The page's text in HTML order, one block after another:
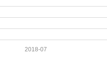
2018-07